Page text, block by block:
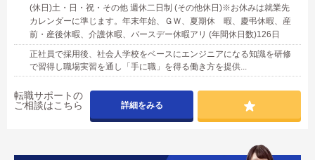
(休日)土・日・祝・その他 週休二日制 (その他休日)※お休みは就業先
カレンダーに準じます。年末年始、ＧＷ、夏期休 暇、慶弔休暇、産
前・産後休暇、介護休暇、バースデー休暇アリ (年間休日数)126日
正社員で採用後、社会人学校をベースにエンジニアになる知識を研修
で習得し職場実習を通し「手に職」を得る働き方を提供...
転職サポートの
ご相談はこちら
詳細をみる